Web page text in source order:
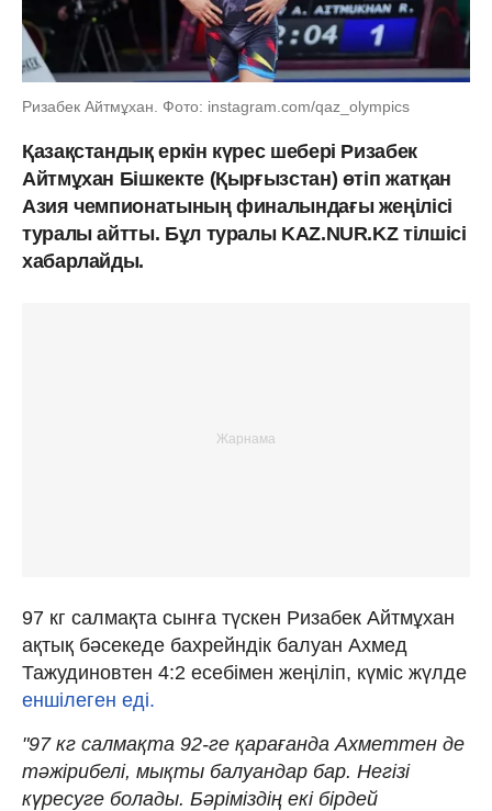
Ризабек Айтмұхан. Фото: instagram.com/qaz_olympics
Қазақстандық еркін күрес шебері Ризабек
Айтмұхан Бішкекте (Қырғызстан) өтіп жатқан
Азия чемпионатының финалындағы жеңілісі
туралы айтты. Бұл туралы KAZ.NUR.KZ тілшісі
хабарлайды.
97 кг салмақта сынға түскен Ризабек Айтмұхан
ақтық бәсекеде бахрейндік балуан Ахмед
Тажудиновтен 4:2 есебімен жеңіліп, күміс жүлде
еншілеген еді.
"97 кг салмақта 92-ге қарағанда Ахметтен де
тәжірибелі, мықты балуандар бар. Негізі
күресуге болады. Бәріміздің екі бірдей